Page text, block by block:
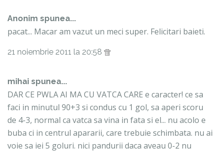
Anonim spunea...
pacat... Macar am vazut un meci super. Felicitari baieti.
21 noiembrie 2011 la 20:58
mihai spunea...
DAR CE PWLA AI MA CU VATCA CARE e caracter! ce sa
faci in minutul 90+3 si condus cu 1 gol, sa aperi scoru
de 4-3, normal ca vatca sa vina in fata si el... nu acolo e
buba ci in centrul apararii, care trebuie schimbata. nu ai
voie sa iei 5 goluri. nici pandurii daca aveau 0-2 nu